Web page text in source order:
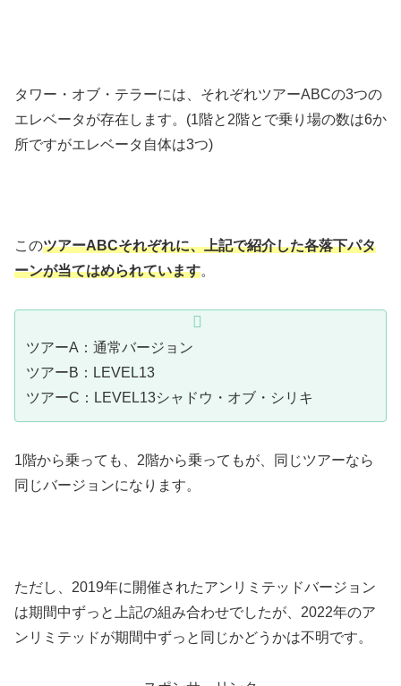
タワー・オブ・テラーには、それぞれツアーABCの3つの
エレベータが存在します。(1階と2階とで乗り場の数は6か
所ですがエレベータ自体は3つ)
このツアーABCそれぞれに、上記で紹介した各落下パタ
ーンが当てはめられています。
ツアーA：通常バージョン
ツアーB：LEVEL13
ツアーC：LEVEL13シャドウ・オブ・シリキ
1階から乗っても、2階から乗ってもが、同じツアーなら
同じバージョンになります。
ただし、2019年に開催されたアンリミテッドバージョン
は期間中ずっと上記の組み合わせでしたが、2022年のア
ンリミテッドが期間中ずっと同じかどうかは不明です。